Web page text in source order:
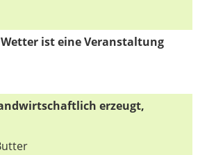
ist eine Veranstaltung
erzeugt,